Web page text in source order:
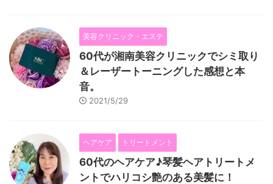
美容クリニック・エステ
60代が湘南美容クリニックでシミ取り
＆レーザートーニングした感想と本
音。
2021/5/29
ヘアケア トリートメント
60代のヘアケア♪琴髪ヘアトリートメ
ントでハリコシ艶のある美髪に！